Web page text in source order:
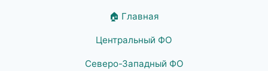
🏠 Главная
Центральный ФО
Северо-Западный ФО